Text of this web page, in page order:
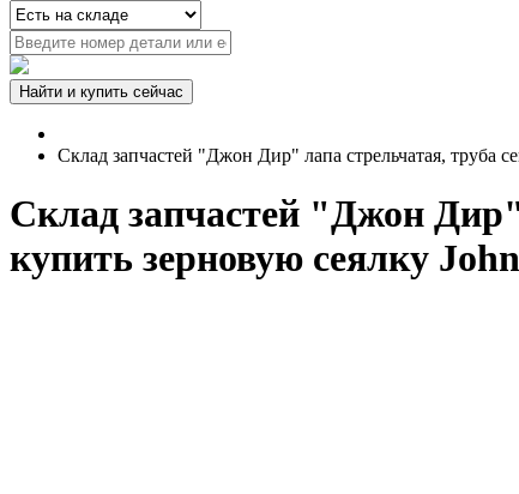
Склад запчастей "Джон Дир" лапа стрельчатая, труба
Склад запчастей "Джон Дир"
купить зерновую сеялку